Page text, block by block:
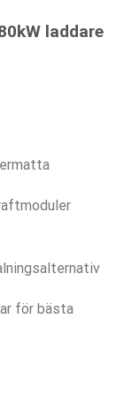
laddare
för bästa